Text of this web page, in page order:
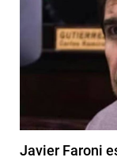
Javier Faroni